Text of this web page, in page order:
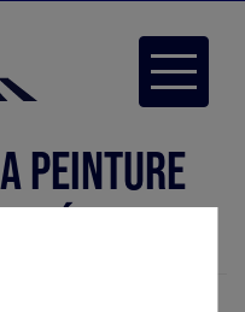
Toggle
peinture